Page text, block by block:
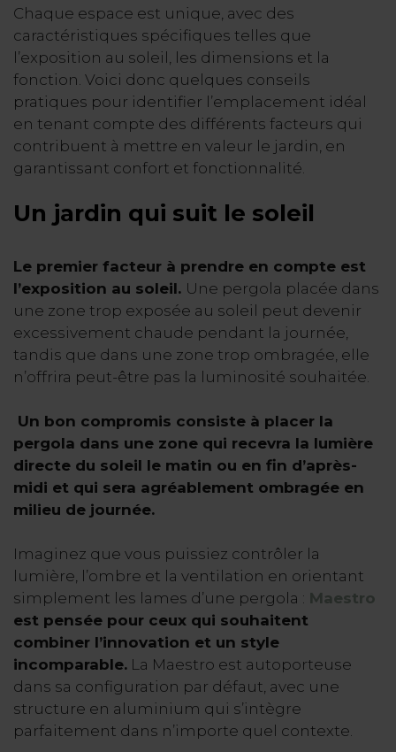
Chaque espace est unique, avec des
caractéristiques spécifiques telles que
l’exposition au soleil, les dimensions et la
fonction. Voici donc quelques conseils
pratiques pour identifier l’emplacement idéal
en tenant compte des différents facteurs qui
contribuent à mettre en valeur le jardin, en
garantissant confort et fonctionnalité.
Un jardin qui suit le soleil
Le premier facteur à prendre en compte est
l’exposition au soleil. Une pergola placée dans
une zone trop exposée au soleil peut devenir
excessivement chaude pendant la journée,
tandis que dans une zone trop ombragée, elle
n’offrira peut-être pas la luminosité souhaitée.
Un bon compromis consiste à placer la
pergola dans une zone qui recevra la lumière
directe du soleil le matin ou en fin d’après-
midi et qui sera agréablement ombragée en
milieu de journée.
Imaginez que vous puissiez contrôler la
lumière, l’ombre et la ventilation en orientant
simplement les lames d’une pergola : Maestro
est pensée pour ceux qui souhaitent
combiner l’innovation et un style
incomparable. La Maestro est autoporteuse
dans sa configuration par défaut, avec une
structure en aluminium qui s’intègre
parfaitement dans n’importe quel contexte.